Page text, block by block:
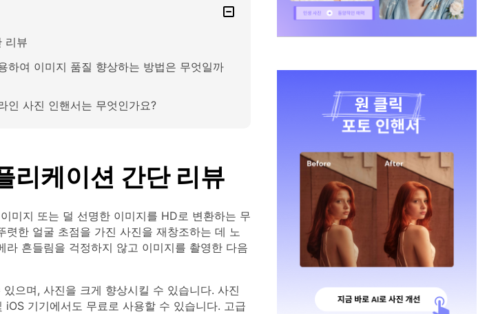
리뷰
하여 이미지 품질 향상하는 방법은 무엇일까
인 사진 인핸서는 무엇인가요?
리케이션 간단 리뷰
미지 또는 덜 선명한 이미지를 HD로 변환하는 무
한 얼굴 초점을 가진 사진을 재창조하는 데 노
흔들림을 걱정하지 않고 이미지를 촬영한 다음
으며, 사진을 크게 향상시킬 수 있습니다. 사진
기기에서도 무료로 사용할 수 있습니다. 고급